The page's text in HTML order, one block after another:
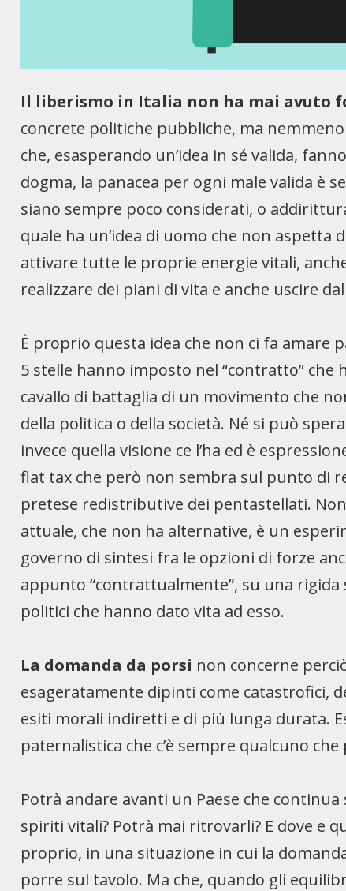
Il liberismo in Italia non ha mai avuto
concrete politiche pubbliche, ma
che, esasperando un’idea in sé valida,
dogma, la panacea per ogni male valida è
siano sempre poco considerati, o
quale ha un’idea di uomo che non
attivare tutte le proprie energie vitali,
realizzare dei piani di vita e anche uscire
È proprio questa idea che non ci fa amare
5 stelle hanno imposto nel “contratto” che
cavallo di battaglia di un movimento che
della politica o della società. Né si può
invece quella visione ce l’ha ed è
flat tax che però non sembra sul punto di
pretese redistributive dei pentastellati.
attuale, che non ha alternative, è un
governo di sintesi fra le opzioni di forze
appunto “contrattualmente”, su una
politici che hanno dato vita ad esso.
La domanda da porsi non concerne
esageratamente dipinti come catastrofici,
esiti morali indiretti e di più lunga durata.
paternalistica che c’è sempre qualcuno
Potrà andare avanti un Paese che
spiriti vitali? Potrà mai ritrovarli? E dove e
proprio, in una situazione in cui la
porre sul tavolo. Ma che, quando gli